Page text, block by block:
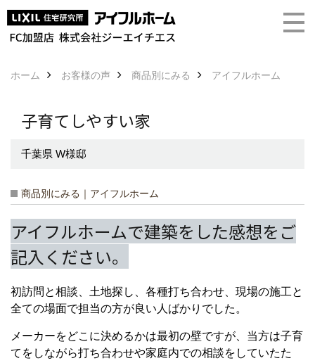
ホーム お客様の声 商品別にみる アイフルホーム
子育てしやすい家
千葉県 W様邸
商品別にみる｜アイフルホーム
アイフルホームで建築をした感想をご
記入ください。
初訪問と相談、土地探し、各種打ち合わせ、現場の施工と
全ての場面で担当の方が良い人ばかりでした。
メーカーをどこに決めるかは最初の壁ですが、当方は子育
てをしながら打ち合わせや家庭内での相談をしていたた